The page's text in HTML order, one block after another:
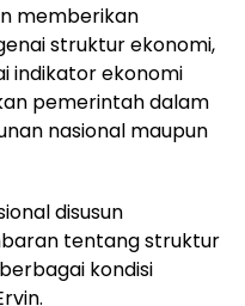
memberikan
struktur ekonomi,
indikator ekonomi
pemerintah dalam
nasional maupun
disusun
tentang struktur
kondisi